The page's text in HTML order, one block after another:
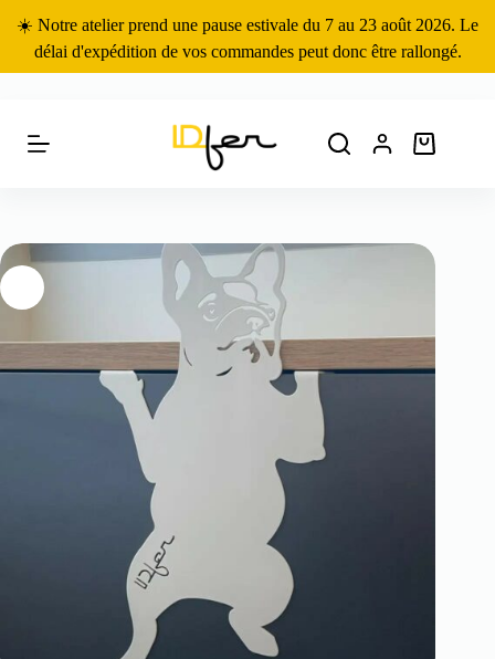
contenu
☀️ Notre atelier prend une pause estivale du 7 au 23 août 2026. Le
délai d'expédition de vos commandes peut donc être rallongé.
Panier
d’achat